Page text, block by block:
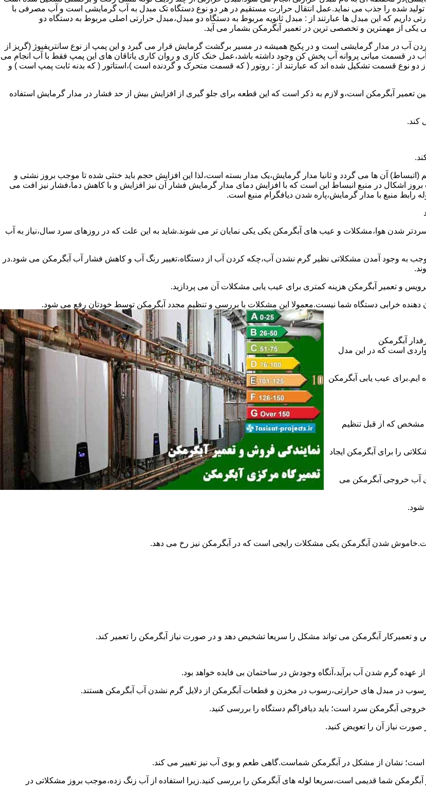
شده را جذب می نماید.عمل انتقال حرارت مستقیم در هر دو نوع دستگاه تک مبدل به آب گرمایشی است و آب مصرفی با
که این مبدل ها عبارتند از : مبدل ثانویه مربوط به دستگاه دو مبدل،مبدل حرارتی اصلی مربوط به دستگاه دو
از مهمترین و تخصصی ترین در تعمیر آبگرمکن بشمار می آید.
آب در مدار گرمایشی است و در پکیج همیشه در مسیر برگشت گرمایش قرار می گیرد و این پمپ از نوع سانتریفیوژ (گریز از
پمپ لازم است آب در قسمت میانی پروانه آب پخش کن وجود داشته باشد،عمل خنک کاری و روان کاری یاتاقان های این پمپ فقط با آب انجام می
دو نوع قسمت تشکیل شده اند که عبارتند از : روتور ( که قسمت متحرک و گردنده است )،استاتور ( که بدنه ثابت پمپ است ) و
تعمیر آبگرمکن است،و لازم به ذکر است که این قطعه برای جلو گیری از افزایش بیش از حد فشار در مدار گرمایش استفاده
(اتبساط) آن ها می گردد و ثانیا مدار گرمایش،یک مدار بسته است،لذا این افزایش حجم باید خنثی شده تا موجب بروز نشتی و
اشکال در منبع انبساط این است که با افزایش دمای مدار گرمایش فشار آن نیز افزایش و با کاهش دما،فشار نیز افت می
رابط منبع با مدار گرمایش،پاره شدن دیافگرام منبع است.
سردتر شدن هوا،مشکلات و عیب های آبگرمکن یکی یکی نمایان تر می شوند.شاید به این علت که در روزهای سرد سال،نیاز به آب
به وجود آمدن مشکلاتی نظیر گرم نشدن آب،چکه کردن آب از دستگاه،تغییر رنگ آب و کاهش فشار آب آبگرمکن می شود.در
و تعمیر آبگرمکن هزینه کمتری برای عیب یابی مشکلات آن می پردازید.
خرابی دستگاه شما نیست.معمولا این مشکلات با بررسی و تنظیم مجدد آبگرمکن توسط خودتان رفع می شود.
آبگرمکن
است که در این مدل
عیب یابی آبگرمکن
مشخص که از قبل تنظیم
را برای آبگرمکن ایجاد
آب خروجی آبگرمکن می
شود.
شدن آبگرمکن یکی مشکلات رایجی است که در آبگرمکن نیز رخ می دهد.
تعمیرکار آبگرمکن می تواند مشکل را سریعا تشخیص دهد و در صورت نیاز آبگرمکن را تعمیر کند.
عهده گرم شدن آب برآید،آنگاه وجودش در ساختمان بی فایده خواهد بود.
در مبدل های حرارتی،رسوب در مخزن و قطعات آبگرمکن از دلایل گرم نشدن آب آبگرمکن هستند.
آبگرمکن سرد است؛ باید دیافراگم دستگاه را بررسی کنید.
صورت نیاز آن را تعویض کنید.
است؛ نشان از مشکل در آبگرمکن شماست.گاهی طعم و بوی آب نیز تغییر می کند.
شما قدیمی است،سریعا لوله های آبگرمکن را بررسی کنید.زیرا استفاده از آب زنگ زده،موجب بروز مشکلاتی در